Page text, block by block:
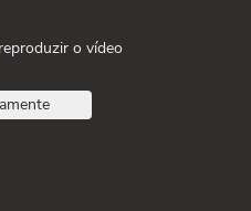
o vídeo